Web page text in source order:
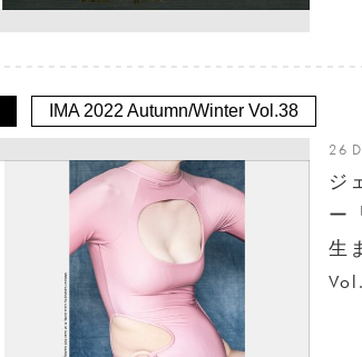
IMA 2022 Autumn/Winter Vol.38
26
ジ
ー
生